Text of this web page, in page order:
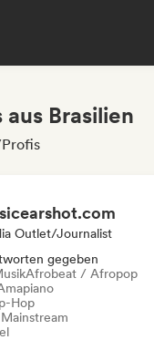
Brasilien
Outlet/Journalist
gegeben
Afrobeat / Afropop
Hop